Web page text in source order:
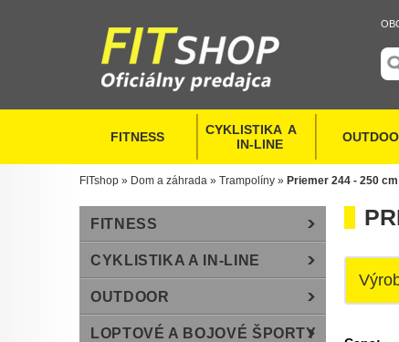
FITNESS
CYKLISTIKA  A
  IN-LINE
FITshop » Dom a záhrada » Trampolíny » Priemer 244 - 250 cm
FITNESS
CYKLISTIKA A IN-LINE
OUTDOOR
LOPTOVÉ A BOJOVÉ ŠPORTY